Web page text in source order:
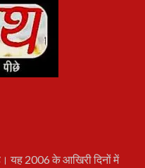
यह 2006 के आखिरी दिनों में